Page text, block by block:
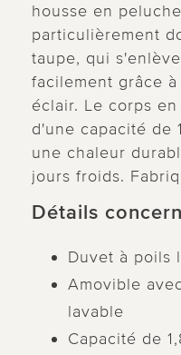
housse en
particulièrement
taupe, qui
facilement grâce
éclair. Le corps
d'une capacité de
une chaleur
jours froids.
Détails
Duvet à poils
Amovible
lavable
Capacité de